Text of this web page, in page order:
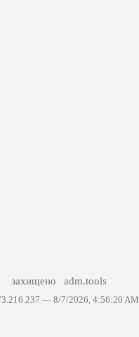
захищено adm.tools
— 8/7/2026, 4:56:20 AM